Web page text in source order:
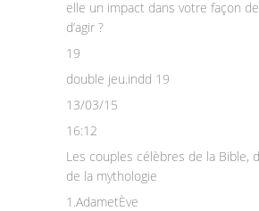
elle un impact dans votre façon
d’agir ?
19
double jeu.indd 19
13/03/15
16:12
Les couples célèbres de la Bible,
de la mythologie
1.AdametÈve